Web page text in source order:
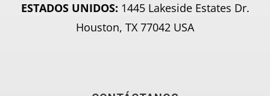
ESTADOS UNIDOS: 1445 Lakeside Estates Dr.
Houston, TX 77042 USA